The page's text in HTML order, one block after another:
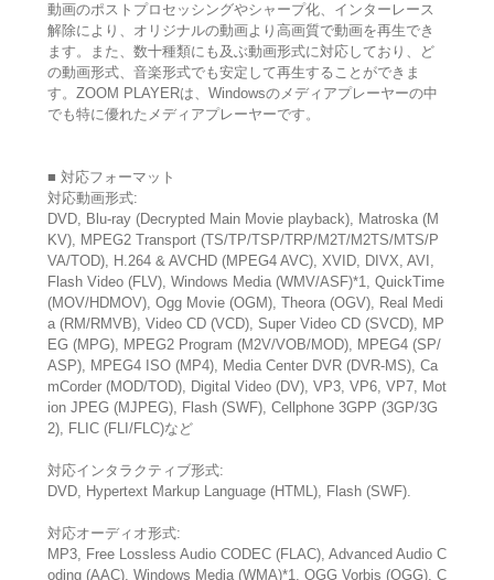
動画のポストプロセッシングやシャープ化、インターレース
解除により、オリジナルの動画より高画質で動画を再生でき
ます。また、数十種類にも及ぶ動画形式に対応しており、ど
の動画形式、音楽形式でも安定して再生することができま
す。ZOOM PLAYERは、Windowsのメディアプレーヤーの中
でも特に優れたメディアプレーヤーです。
■ 対応フォーマット
対応動画形式:
DVD, Blu-ray (Decrypted Main Movie playback), Matroska (M
KV), MPEG2 Transport (TS/TP/TSP/TRP/M2T/M2TS/MTS/P
VA/TOD), H.264 & AVCHD (MPEG4 AVC), XVID, DIVX, AVI,
Flash Video (FLV), Windows Media (WMV/ASF)*1, QuickTime
(MOV/HDMOV), Ogg Movie (OGM), Theora (OGV), Real Medi
a (RM/RMVB), Video CD (VCD), Super Video CD (SVCD), MP
EG (MPG), MPEG2 Program (M2V/VOB/MOD), MPEG4 (SP/
ASP), MPEG4 ISO (MP4), Media Center DVR (DVR-MS), Ca
mCorder (MOD/TOD), Digital Video (DV), VP3, VP6, VP7, Mot
ion JPEG (MJPEG), Flash (SWF), Cellphone 3GPP (3GP/3G
2), FLIC (FLI/FLC)など
対応インタラクティブ形式:
DVD, Hypertext Markup Language (HTML), Flash (SWF).
対応オーディオ形式:
MP3, Free Lossless Audio CODEC (FLAC), Advanced Audio C
oding (AAC), Windows Media (WMA)*1, OGG Vorbis (OGG), C